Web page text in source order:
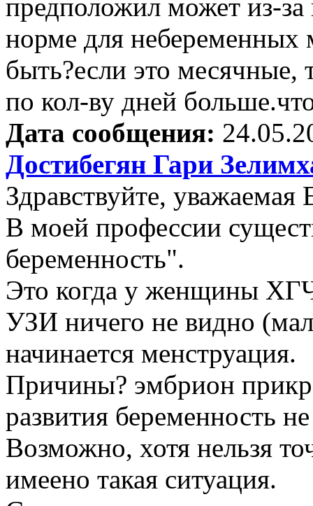
предположил может из-за
норме для небеременных
быть?если это
по кол-ву дней
Дата сообщения:
Достибегян Гари
Здравствуйте, уважаемая
В моей профессии
беременность".
Это когда у женщины
УЗИ ничего не видно
начинается менструация.
Причины? эмбрион
развития беременность
Возможно, хотя нельзя
имеено такая ситуация.